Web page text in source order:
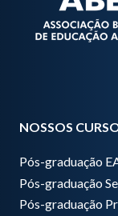
NOSSOS
Pós-graduação
Pós-graduação
Pós-graduação